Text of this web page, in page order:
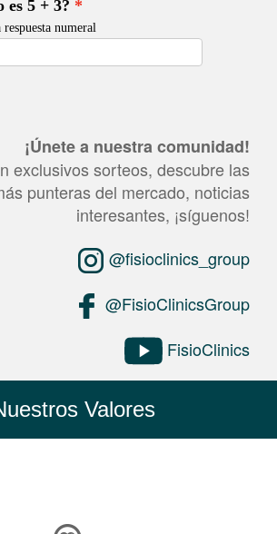
¡Únete a nuestra comunidad!
exclusivos sorteos, descubre las
punteras del mercado, noticias
interesantes, ¡síguenos!
@fisioclinics_group
@FisioClinicsGroup
FisioClinics
Valores